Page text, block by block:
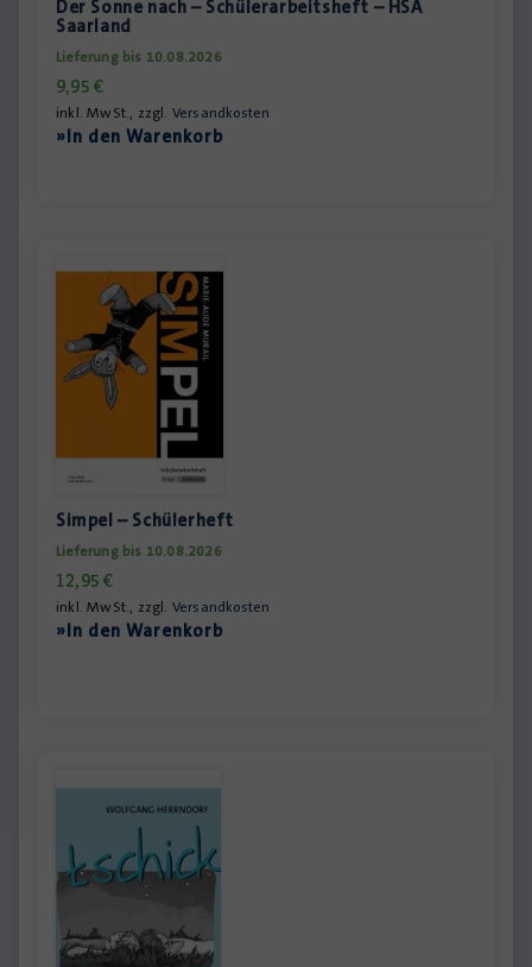
Der Sonne nach – Schülerarbeitsheft – HSA
Saarland
Lieferung bis 10.08.2026
9,95 €
inkl. MwSt., zzgl. Versandkosten
»In den Warenkorb
Simpel – Schülerheft
Lieferung bis 10.08.2026
12,95€
inkl. MwSt., zzgl. Versandkosten
»In den Warenkorb